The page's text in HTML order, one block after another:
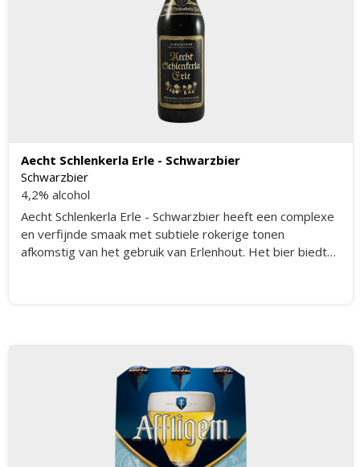
Aecht Schlenkerla Erle - Schwarzbier
Schwarzbier
4,2% alcohol
Aecht Schlenkerla Erle - Schwarzbier heeft een complexe
en verfijnde smaak met subtiele rokerige tonen
afkomstig van het gebruik van Erlenhout. Het bier biedt